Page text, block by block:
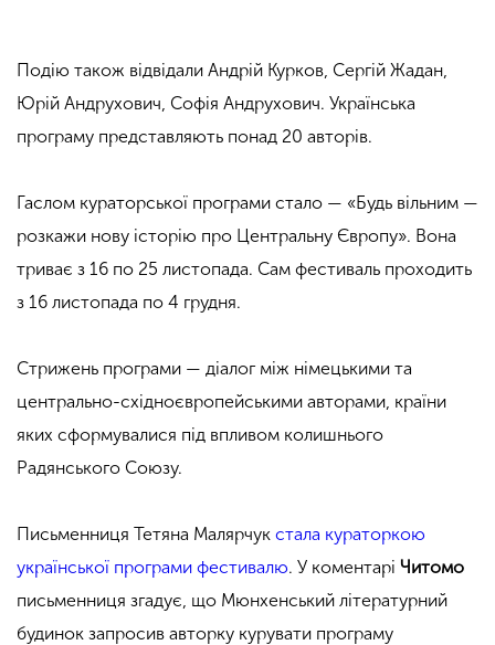
Подію також відвідали Андрій Курков, Сергій Жадан,
Юрій Андрухович, Софія Андрухович. Українська
програму представляють понад 20 авторів.
Гаслом кураторської програми стало — «Будь вільним —
розкажи нову історію про Центральну Європу». Вона
триває з 16 по 25 листопада. Сам фестиваль проходить
з 16 листопада по 4 грудня.
Стрижень програми — діалог між німецькими та
центрально-східноєвропейськими авторами, країни
яких сформувалися під впливом колишнього
Радянського Союзу.
Письменниця Тетяна Малярчук стала кураторкою
української програми фестивалю. У коментарі Читомо
письменниця згадує, що Мюнхенський літературний
будинок запросив авторку курувати програму